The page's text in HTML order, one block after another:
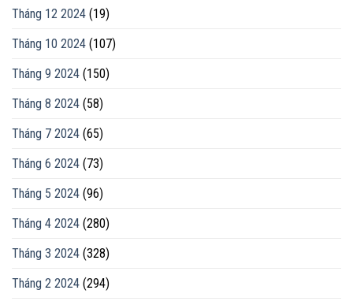
Tháng 12 2024 (19)
Tháng 10 2024 (107)
Tháng 9 2024 (150)
Tháng 8 2024 (58)
Tháng 7 2024 (65)
Tháng 6 2024 (73)
Tháng 5 2024 (96)
Tháng 4 2024 (280)
Tháng 3 2024 (328)
Tháng 2 2024 (294)